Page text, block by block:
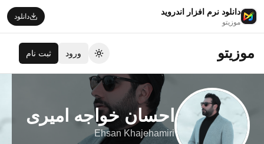
دانلود نرم افزار اندروید
موزیتو
دانلود
موزیتو تغییر تم
ورود ثبت نام
احسان خواجه امیری
Ehsan Khajehamiri